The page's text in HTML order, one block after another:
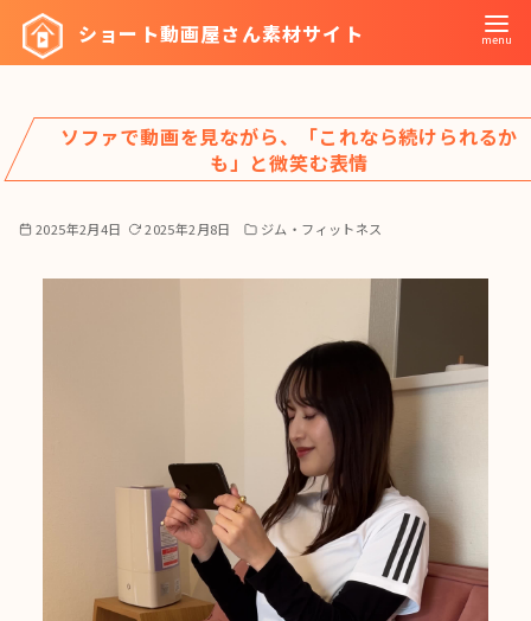
ツ
へ
ショート動画屋さん素材サイト
ソファで動画を見ながら、「これなら続けられるか
も」と微笑む表情
2025年2月4日 2025年2月8日 ジム・フィットネス